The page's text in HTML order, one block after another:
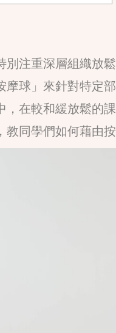
別注重深層組織放
球」來針對特定
在較和緩放鬆的
同學們如何藉由